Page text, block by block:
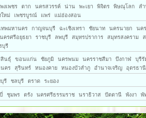
งเพชร ตาก นครสวรรค์ น่าน พะเยา พิจิตร พิษณุโลก
ลำ
ใหม่
เพชรบูรณ์ แพร่ แม่ฮ่องสอน
ทพมหานคร กาญจนบุรี ฉะเชิงเทรา ชัยนาท นครนายก
นค
ครศรีอยุธยา
ราชบุรี ลพบุรี สมุทรปราการ สมุทรสงคราม
บุรี
นธุ์ ขอนแก่น ชัยภูมิ นครพนม นครราชสีมา บึงกาฬ
บุรีรั
คร
สุรินทร์ หนองคาย หนองบัวลำภู อำนาจเจริญ อุดรธานี
รี ชลบุรี ตราด ระยอง
ชุมพร ตรัง นครศรีธรรมราช นราธิวาส ปัตตานี พังงา พั